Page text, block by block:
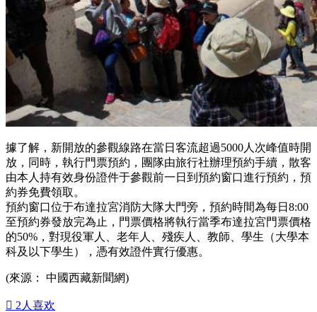
據了解，新開放的參觀線路在當日客流超過5000人次峰值時開
放，同時，執行門票預約，團隊由旅行社辦理預約手續，散客
由本人持有效身份證件于參觀前一日到預約窗口進行預約，預
約券免費領取。
預約窗口位于布達拉宮消防大隊大門旁，預約時間為每日8:00
至預約券發放完為止，門票價格將執行當季布達拉宮門票價格
的50%，對現役軍人、老年人、殘疾人、教師、學生（大學本
科及以下學生），憑有效證件實行優惠。
(來源： 中國西藏新聞網)
 2 人喜欢